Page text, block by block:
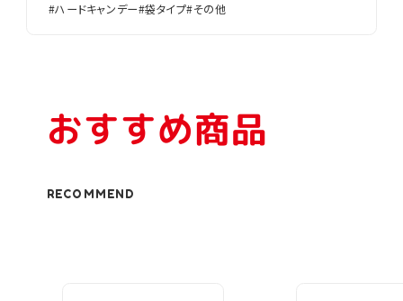
#ハードキャンデー#袋タイプ#その他
おすすめ商品
RECOMMEND